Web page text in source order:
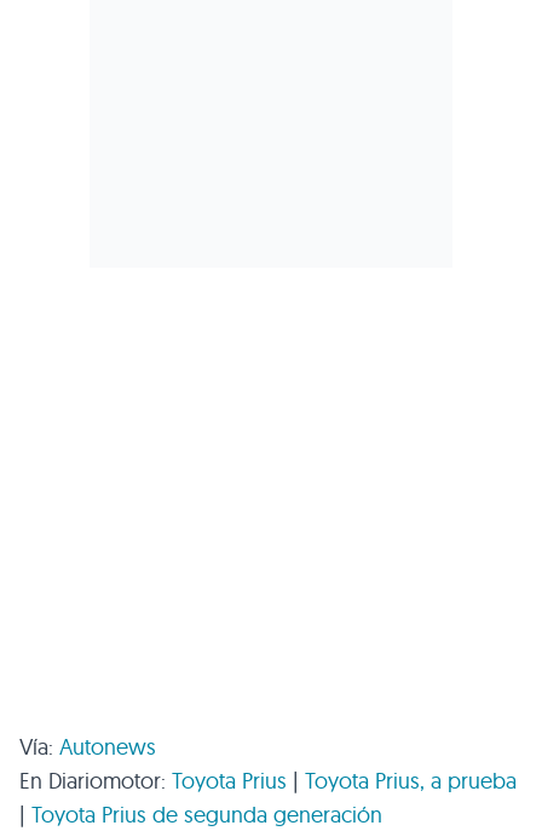
Vía: Autonews
En Diariomotor: Toyota Prius | Toyota Prius, a prueba
| Toyota Prius de segunda generación